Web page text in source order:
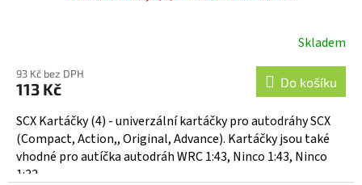
Skladem
93 Kč bez DPH
113 Kč Do košíku
SCX Kartáčky (4) - univerzální kartáčky pro autodráhy SCX
(Compact, Action,, Original, Advance). Kartáčky jsou také
vhodné pro autíčka autodráh WRC 1:43, Ninco 1:43, Ninco
1:32.